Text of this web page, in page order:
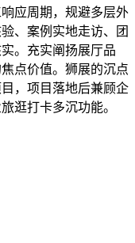
应周期，规避多层外
、案例实地走访、团
。充实阐扬展厅品
点价值。狮展的沉点
，项目落地后兼顾企
逛打卡多沉功能。